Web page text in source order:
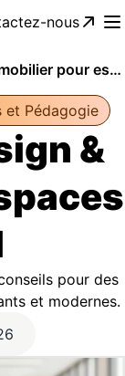
nous
Tendances design & mobilier pour espaces de travail
et Pédagogie
&
pour des
et modernes.